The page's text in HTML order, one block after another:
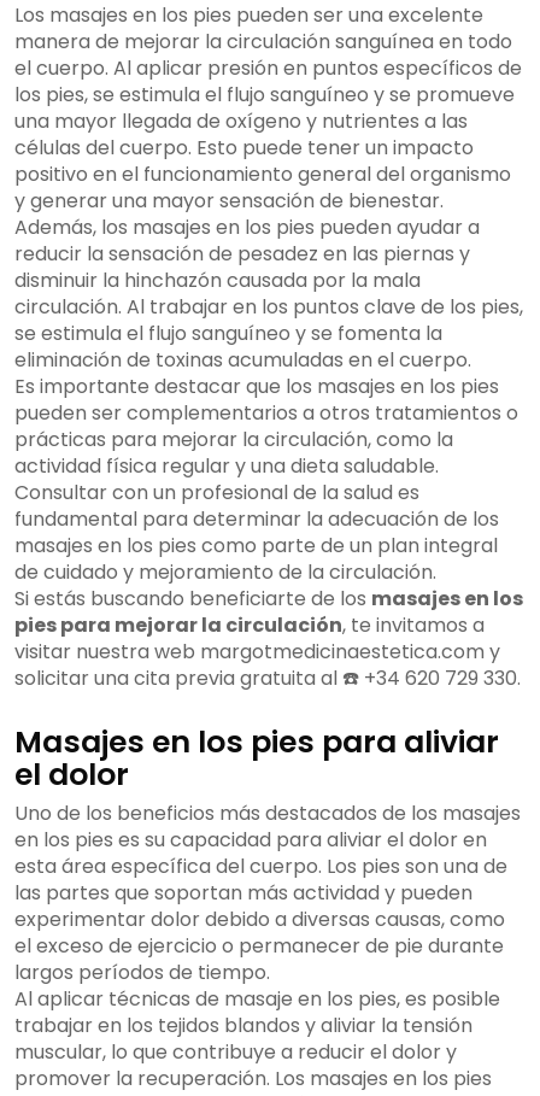
Los masajes en los pies pueden ser una excelente
manera de mejorar la circulación sanguínea en todo
el cuerpo. Al aplicar presión en puntos específicos de
los pies, se estimula el flujo sanguíneo y se promueve
una mayor llegada de oxígeno y nutrientes a las
células del cuerpo. Esto puede tener un impacto
positivo en el funcionamiento general del organismo
y generar una mayor sensación de bienestar.
Además, los masajes en los pies pueden ayudar a
reducir la sensación de pesadez en las piernas y
disminuir la hinchazón causada por la mala
circulación. Al trabajar en los puntos clave de los pies,
se estimula el flujo sanguíneo y se fomenta la
eliminación de toxinas acumuladas en el cuerpo.
Es importante destacar que los masajes en los pies
pueden ser complementarios a otros tratamientos o
prácticas para mejorar la circulación, como la
actividad física regular y una dieta saludable.
Consultar con un profesional de la salud es
fundamental para determinar la adecuación de los
masajes en los pies como parte de un plan integral
de cuidado y mejoramiento de la circulación.
Si estás buscando beneficiarte de los masajes en los
pies para mejorar la circulación, te invitamos a
visitar nuestra web margotmedicinaestetica.com y
solicitar una cita previa gratuita al ☎️ +34 620 729 330.
Masajes en los pies para aliviar
el dolor
Uno de los beneficios más destacados de los masajes
en los pies es su capacidad para aliviar el dolor en
esta área específica del cuerpo. Los pies son una de
las partes que soportan más actividad y pueden
experimentar dolor debido a diversas causas, como
el exceso de ejercicio o permanecer de pie durante
largos períodos de tiempo.
Al aplicar técnicas de masaje en los pies, es posible
trabajar en los tejidos blandos y aliviar la tensión
muscular, lo que contribuye a reducir el dolor y
promover la recuperación. Los masajes en los pies